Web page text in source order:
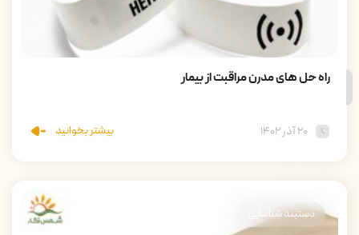
راه حل های مدرن مراقبت از بیمار
۲۰ آذر ۱۴۰۲ بیشتر بخوانید
دستبند شناسایی